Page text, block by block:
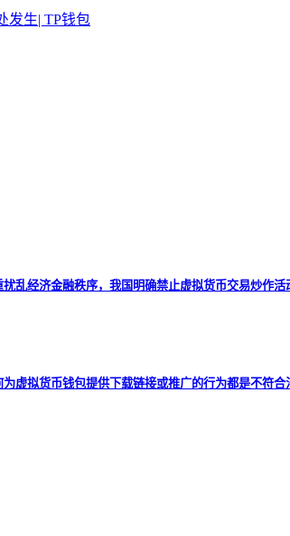
乱经济金融秩序，我国明确禁止虚拟货币交易炒作
虚拟货币钱包提供下载链接或推广的行为都是不符